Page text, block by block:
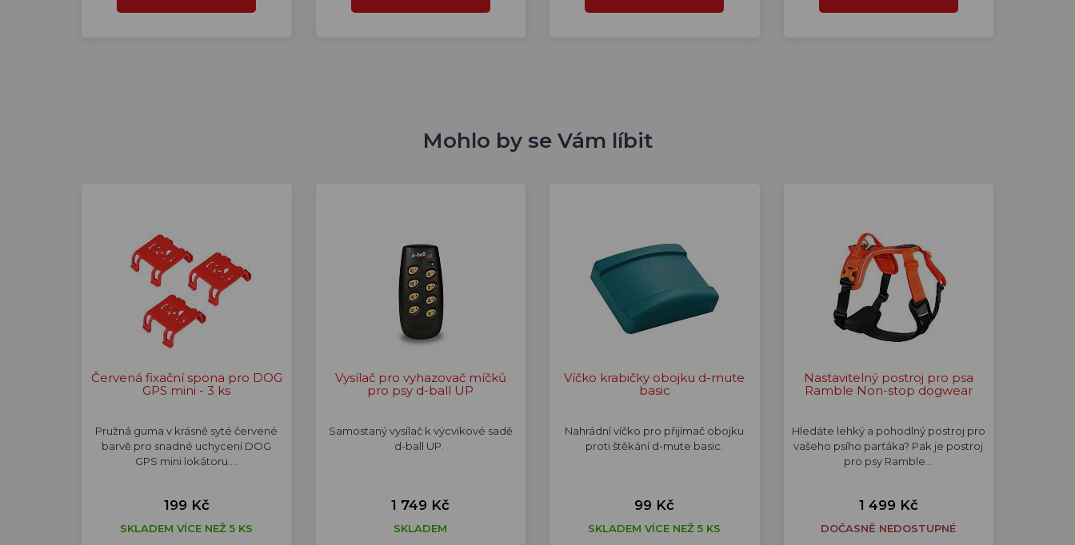
Mohlo by se Vám líbit
Červená fixační spona pro DOG
GPS mini - 3 ks
Pružná guma v krásně syté červené
barvě pro snadné uchycení DOG
GPS mini lokátoru.…
199 Kč
SKLADEM VÍCE NEŽ 5 KS
Vysílač pro vyhazovač míčků
pro psy d-ball UP
Samostaný vysílač k výcvikové sadě
d-ball UP.
1 749 Kč
SKLADEM
Víčko krabičky obojku d-mute
basic
Nahrádní víčko pro přijímač obojku
proti štěkání d-mute basic.
99 Kč
SKLADEM VÍCE NEŽ 5 KS
Nastavitelný postroj pro psa
Ramble Non-stop dogwear
Hledáte lehký a pohodlný postroj pro
vašeho psího parťáka? Pak je postroj
pro psy Ramble…
1 499 Kč
DOČASNĚ NEDOSTUPNÉ